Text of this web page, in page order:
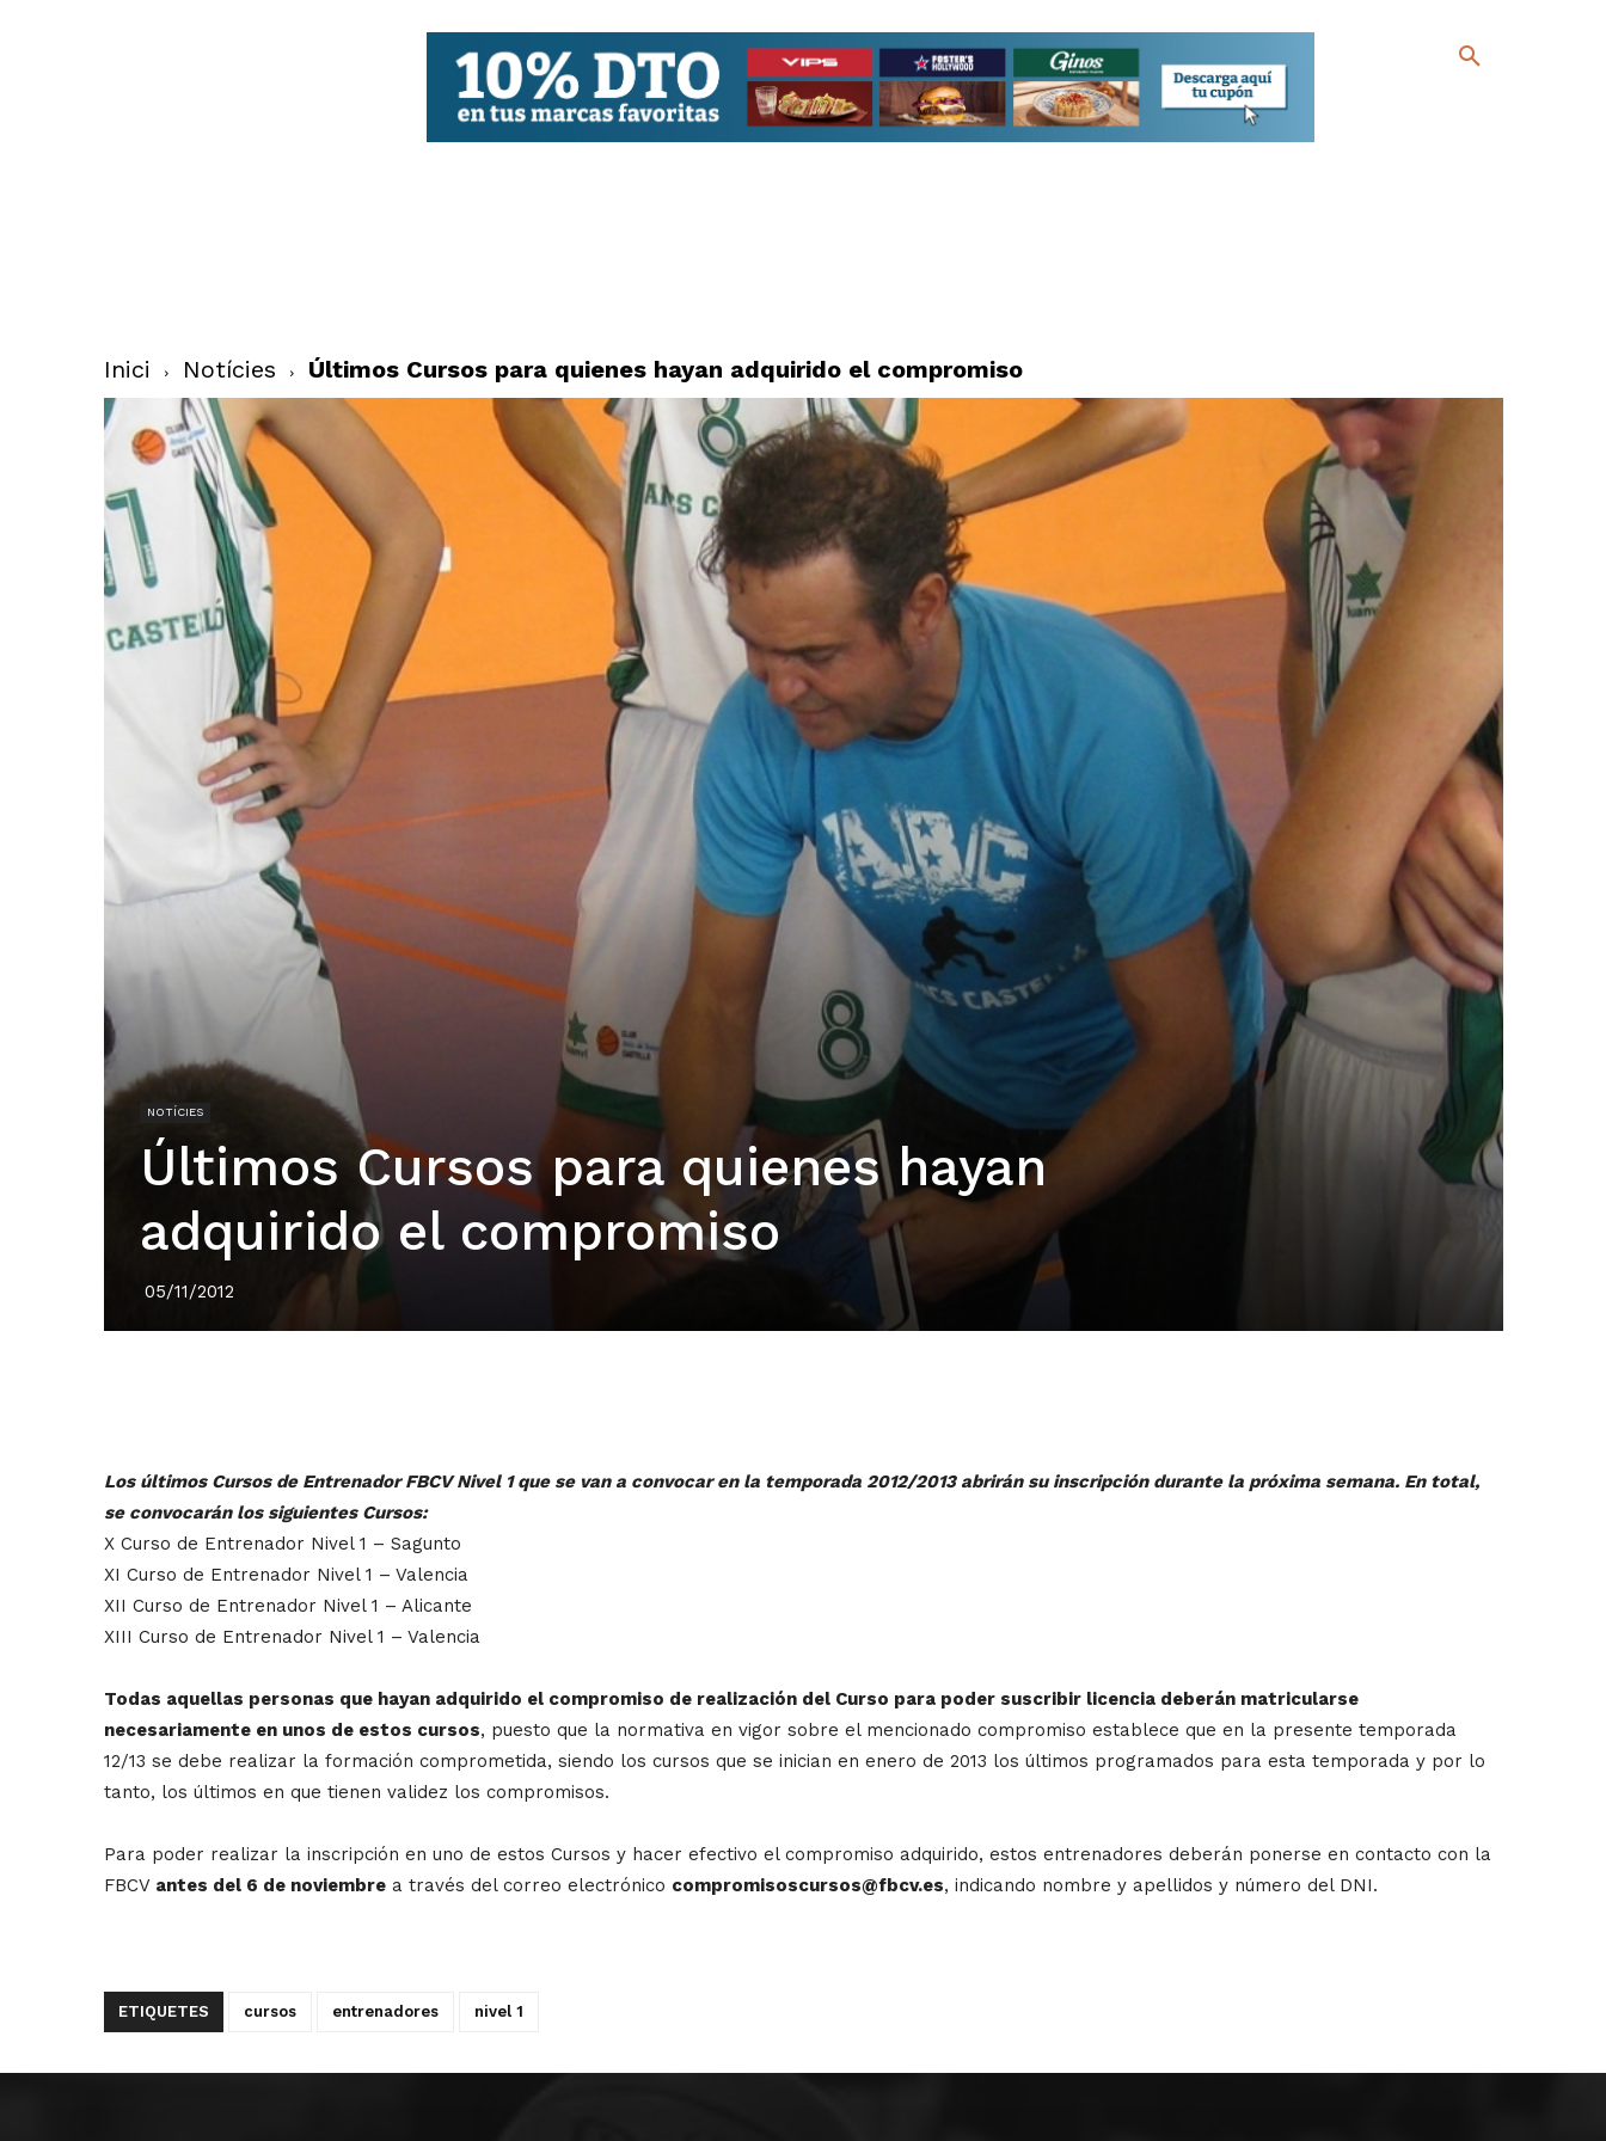
Inici Notícies Últimos Cursos para quienes hayan adquirido el compromiso
NOTÍCIES
Últimos Cursos para quienes hayan
adquirido el compromiso
05/11/2012
Los últimos Cursos de Entrenador FBCV Nivel 1 que se van a convocar en la temporada 2012/2013 abrirán su inscripción durante la próxima semana. En total,
se convocarán los siguientes Cursos:
X Curso de Entrenador Nivel 1 – Sagunto
XI Curso de Entrenador Nivel 1 – Valencia
XII Curso de Entrenador Nivel 1 – Alicante
XIII Curso de Entrenador Nivel 1 – Valencia
Todas aquellas personas que hayan adquirido el compromiso de realización del Curso para poder suscribir licencia deberán matricularse
necesariamente en unos de estos cursos, puesto que la normativa en vigor sobre el mencionado compromiso establece que en la presente temporada
12/13 se debe realizar la formación comprometida, siendo los cursos que se inician en enero de 2013 los últimos programados para esta temporada y por lo
tanto, los últimos en que tienen validez los compromisos.
Para poder realizar la inscripción en uno de estos Cursos y hacer efectivo el compromiso adquirido, estos entrenadores deberán ponerse en contacto con la
FBCV antes del 6 de noviembrea través del correo electrónico compromisoscursos@fbcv.es, indicando nombre y apellidos y número del DNI.
ETIQUETES cursos entrenadores nivel 1